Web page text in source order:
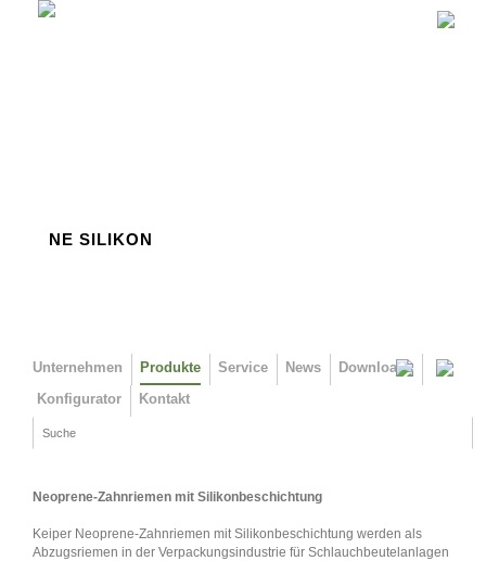
Direkt zum Inhalt
NE SILIKON
Unternehmen Produkte Service News
Downloads
Konfigurator
Kontakt
Suchformular
Suche
Neoprene-Zahnriemen mit Silikonbeschichtung
Keiper Neoprene-Zahnriemen mit Silikonbeschichtung werden als
Abzugsriemen in der Verpackungsindustrie für Schlauchbeutelanlagen